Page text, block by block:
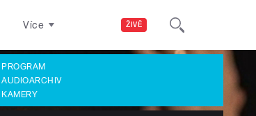
ŽIVĚ
Více
PROGRAM
AUDIOARCHIV
KAMERY